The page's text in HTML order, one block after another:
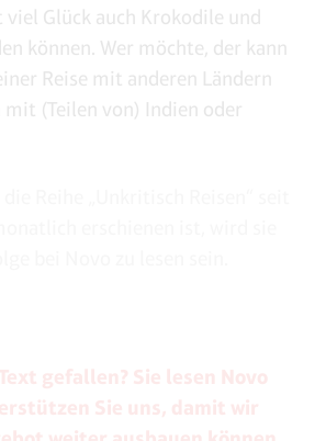
Glück auch Krokodile und
können. Wer möchte, der kann
Reise mit anderen Ländern
(Teilen von) Indien oder